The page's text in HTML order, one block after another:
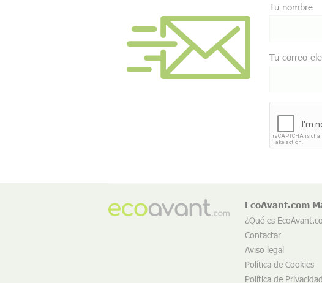
Tu nombre
Tu correo
EcoAvant.com
¿Qué es
Contactar
Aviso legal
Política de Cookies
Política de Privacidad